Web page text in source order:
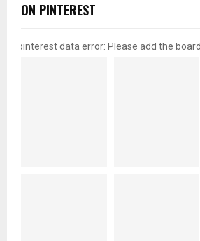
ON PINTEREST
pinterest data error: Please add the